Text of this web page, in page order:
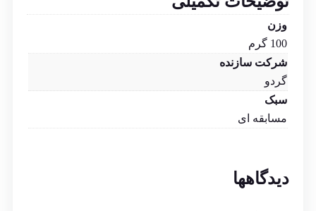
وزن
100 گرم
شرکت سازنده
گردو
سبک
مسابقه ای
دیدگاهها